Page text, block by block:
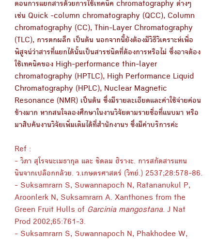
ตอนการแยกสารด้วยการใช้เทคนิค chromatography ต่างๆ
เช่น Quick -column chromatography (QCC), Column
chromatography (CC), Thin-Layer Chromatography
(TLC), การตกผลึก เป็นต้น นอกจากนี้ยังต้องมีวิธีวิเคราะห์เพื่อ
พิสูจน์ว่าสารที่แยกได้นั้นเป็นสารชนิดที่ต้องการหรือไม่ ซึ่งอาจต้อง
ใช้เทคนิคของ High-performance thin-layer
chromatography (HPTLC), High Performance Liquid
Chromatography (HPLC), Nuclear Magnetic
Resonance (NMR) เป็นต้น ซึ่งมีรายละเอียดและค่าใช้จ่ายค่อน
ข้างมาก หากสนใจลองศึกษาในงานวิจัยตามรายชื่อที่แนบมา หรือ
มาสืบค้นงานวิจัยเพิ่มเติมได้ที่สำนักงานฯ ซึ่งมีค่าบริการค่ะ
Ref :
- วิภา สุโรจนะเมธากุล และ ชิดลม ฮิรางะ. การสกัดสารแทน
นินจากเปลือกกล้วย. ว.เกษตรศาสตร์ (วิทย์.) 2537;28:578-86.
- Suksamrarn S, Suwannapoch N, Ratananukul P,
Aroonlerk N, Suksamrarn A. Xanthones from the
Green Fruit Hulls of Garcinia mangostana. J Nat
Prod 2002;65:761-3.
- Suksamrarn S, Suwannapoch N, Phakhodee W,